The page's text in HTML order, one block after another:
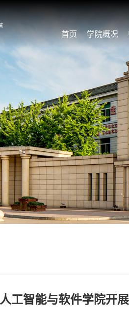
首页 学院概况
人工智能与软件学院开